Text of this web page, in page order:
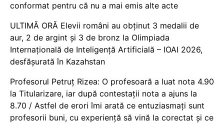
conformat pentru că nu a mai emis alte acte
ULTIMĂ ORĂ Elevii români au obținut 3 medalii de
aur, 2 de argint și 3 de bronz la Olimpiada
Internațională de Inteligență Artificială – IOAI 2026,
desfășurată în Kazahstan
Profesorul Petruț Rizea: O profesoară a luat nota 4.90
la Titularizare, iar după contestații nota a ajuns la
8.70 / Astfel de erori îmi arată ce entuziasmați sunt
profesorii buni, cu experiență să vină la corectat și ce